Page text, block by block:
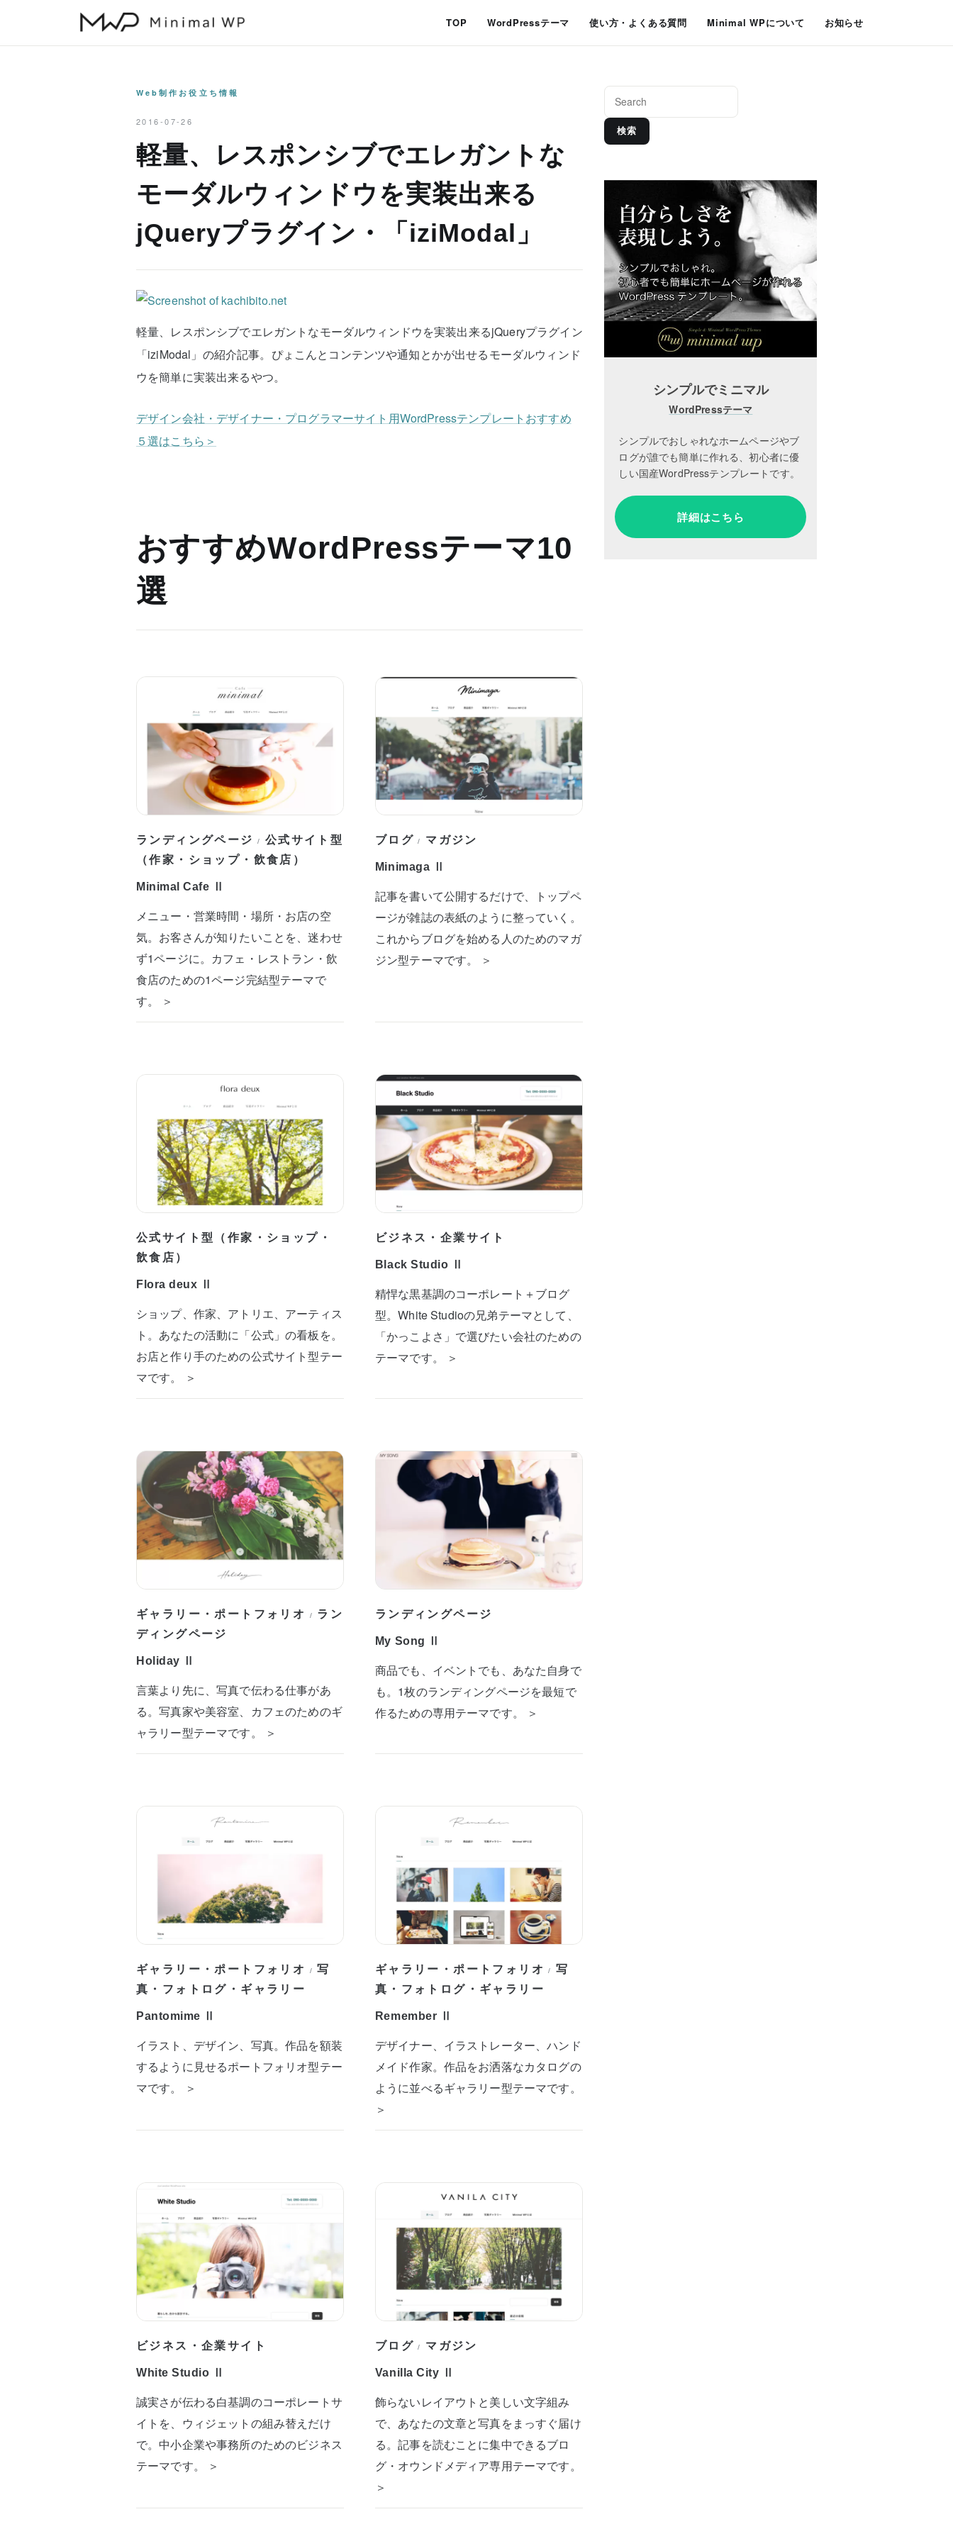
TOP WordPressテーマ 使い方・よくある質問 Minimal WPについて お知らせ
Web制作お役立ち情報
2016-07-26
軽量、レスポンシブでエレガントな
モーダルウィンドウを実装出来る
jQueryプラグイン・「iziModal」
軽量、レスポンシブでエレガントなモーダルウィンドウを実装出来るjQueryプラグイン
「iziModal」の紹介記事。ぴょこんとコンテンツや通知とかが出せるモーダルウィンド
ウを簡単に実装出来るやつ。
デザイン会社・デザイナー・プログラマーサイト用WordPressテンプレートおすすめ
５選はこちら＞
おすすめWordPressテーマ10
選
ランディングページ / 公式サイト型
（作家・ショップ・飲食店）
Minimal Cafe Ⅱ
メニュー・営業時間・場所・お店の空
気。お客さんが知りたいことを、迷わせ
ず1ページに。カフェ・レストラン・飲
食店のための1ページ完結型テーマで
す。 ＞
ブログ / マガジン
Minimaga Ⅱ
記事を書いて公開するだけで、トップペ
ージが雑誌の表紙のように整っていく。
これからブログを始める人のためのマガ
ジン型テーマです。 ＞
公式サイト型（作家・ショップ・
飲食店）
Flora deux Ⅱ
ショップ、作家、アトリエ、アーティス
ト。あなたの活動に「公式」の看板を。
お店と作り手のための公式サイト型テー
マです。 ＞
ビジネス・企業サイト
Black Studio Ⅱ
精悍な黒基調のコーポレート＋ブログ
型。White Studioの兄弟テーマとして、
「かっこよさ」で選びたい会社のための
テーマです。 ＞
ギャラリー・ポートフォリオ / ラン
ディングページ
Holiday Ⅱ
言葉より先に、写真で伝わる仕事があ
る。写真家や美容室、カフェのためのギ
ャラリー型テーマです。 ＞
ランディングページ
My Song Ⅱ
商品でも、イベントでも、あなた自身で
も。1枚のランディングページを最短で
作るための専用テーマです。 ＞
ギャラリー・ポートフォリオ /写
真・フォトログ・ギャラリー
Pantomime Ⅱ
イラスト、デザイン、写真。作品を額装
するように見せるポートフォリオ型テー
マです。 ＞
ギャラリー・ポートフォリオ /写
真・フォトログ・ギャラリー
Remember Ⅱ
デザイナー、イラストレーター、ハンド
メイド作家。作品をお洒落なカタログの
ように並べるギャラリー型テーマです。
＞
ビジネス・企業サイト
White Studio Ⅱ
誠実さが伝わる白基調のコーポレートサ
イトを、ウィジェットの組み替えだけ
で。中小企業や事務所のためのビジネス
テーマです。 ＞
ブログ / マガジン
Vanilla City Ⅱ
飾らないレイアウトと美しい文字組み
で、あなたの文章と写真をまっすぐ届け
る。記事を読むことに集中できるブロ
グ・オウンドメディア専用テーマです。
＞
検索
シンプルでミニマル
WordPressテーマ
シンプルでおしゃれなホームページやブ
ログが誰でも簡単に作れる、初心者に優
しい国産WordPressテンプレートです。
詳細はこちら